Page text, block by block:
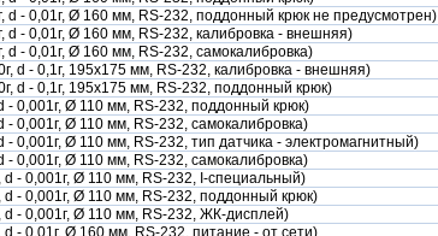
- 0,01г, Ø 160 мм, RS-232, поддонный крюк не предусмотрен)
- 0,01г, Ø 160 мм, RS-232, калибровка - внешняя)
- 0,01г, Ø 160 мм, RS-232, самокалибровка)
d - 0,1г, 195х175 мм, RS-232, калибровка - внешняя)
d - 0,1г, 195х175 мм, RS-232, поддонный крюк)
0,001г, Ø 110 мм, RS-232, поддонный крюк)
0,001г, Ø 110 мм, RS-232, самокалибровка)
Ø 110 мм, RS-232, тип датчика - электромагнитный)
0,001г, Ø 110 мм, RS-232, самокалибровка)
- 0,001г, Ø 110 мм, RS-232, I-специальный)
- 0,001г, Ø 110 мм, RS-232, поддонный крюк)
- 0,001г, Ø 110 мм, RS-232, ЖК-дисплей)
- 0,01г, Ø 160 мм, RS-232, питание - от сети)